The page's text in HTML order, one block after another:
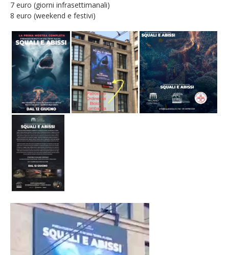
7 euro (giorni infrasettimanali)
8 euro (weekend e festivi)
Video